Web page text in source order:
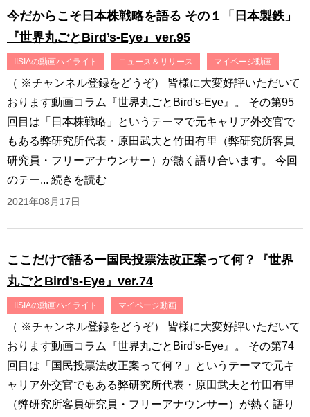
今だからこそ日本株戦略を語る その１「日本製鉄」
『世界丸ごとBird’s-Eye』ver.95
IISIAの動画ハイライト ニュース＆リリース マイページ動画
（ ※チャンネル登録をどうぞ） 皆様に大変好評いただいて
おります動画コラム『世界丸ごとBird's-Eye』。 その第95
回目は「日本株戦略」というテーマで元キャリア外交官で
もある弊研究所代表・原田武夫と竹田有里（弊研究所客員
研究員・フリーアナウンサー）が熱く語り合います。 今回
のテー... 続きを読む
2021年08月17日
ここだけで語るー国民投票法改正案って何？『世界
丸ごとBird’s-Eye』ver.74
IISIAの動画ハイライト マイページ動画
（ ※チャンネル登録をどうぞ） 皆様に大変好評いただいて
おります動画コラム『世界丸ごとBird's-Eye』。 その第74
回目は「国民投票法改正案って何？」というテーマで元キ
ャリア外交官でもある弊研究所代表・原田武夫と竹田有里
（弊研究所客員研究員・フリーアナウンサー）が熱く語り